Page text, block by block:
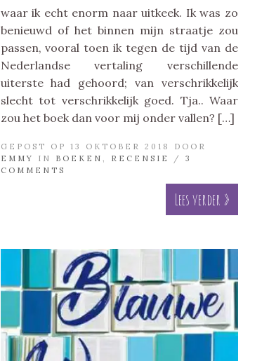
waar ik echt enorm naar uitkeek. Ik was zo
benieuwd of het binnen mijn straatje zou
passen, vooral toen ik tegen de tijd van de
Nederlandse vertaling verschillende
uiterste had gehoord; van verschrikkelijk
slecht tot verschrikkelijk goed. Tja.. Waar
zou het boek dan voor mij onder vallen? […]
GEPOST OP 13 OKTOBER 2018 DOOR
EMMY
IN BOEKEN , RECENSIE / 3
COMMENTS
Lees verder »